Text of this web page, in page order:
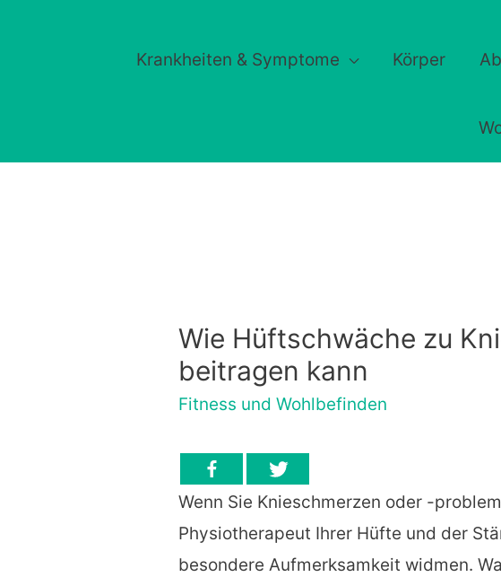
Krankheiten & Symptome Körper
Wie Hüftschwäche zu
beitragen kann
Fitness und Wohlbefinden
Wenn Sie Knieschmerzen oder -
Physiotherapeut Ihrer Hüfte und der
besondere Aufmerksamkeit widmen.